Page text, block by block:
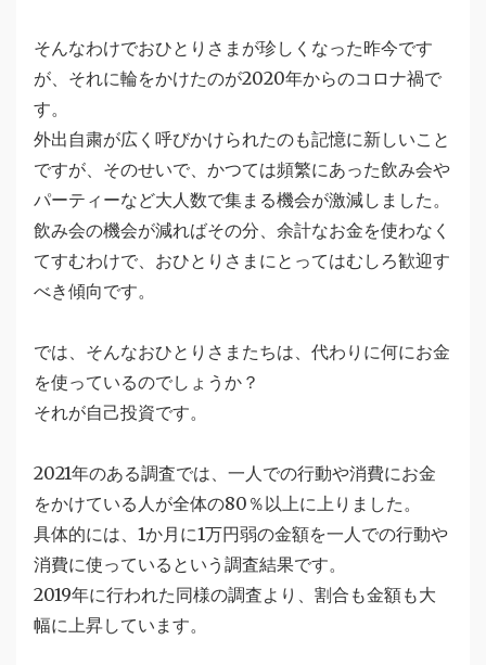
そんなわけでおひとりさまが珍しくなった昨今です
が、それに輪をかけたのが2020年からのコロナ禍で
す。
外出自粛が広く呼びかけられたのも記憶に新しいこと
ですが、そのせいで、かつては頻繁にあった飲み会や
パーティーなど大人数で集まる機会が激減しました。
飲み会の機会が減ればその分、余計なお金を使わなく
てすむわけで、おひとりさまにとってはむしろ歓迎す
べき傾向です。
では、そんなおひとりさまたちは、代わりに何にお金
を使っているのでしょうか？
それが自己投資です。
2021年のある調査では、一人での行動や消費にお金
をかけている人が全体の80％以上に上りました。
具体的には、1か月に1万円弱の金額を一人での行動や
消費に使っているという調査結果です。
2019年に行われた同様の調査より、割合も金額も大
幅に上昇しています。